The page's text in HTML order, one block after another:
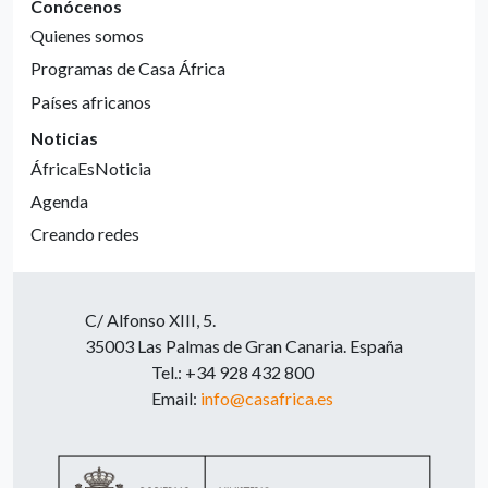
Conócenos
Quienes somos
Programas de Casa África
Países africanos
Noticias
ÁfricaEsNoticia
Agenda
Creando redes
C/ Alfonso XIII, 5.
35003 Las Palmas de Gran Canaria. España
Tel.: +34 928 432 800
Email: info@casafrica.es